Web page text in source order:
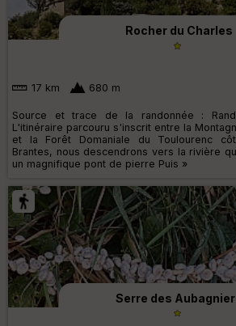
Rocher du Charles
17 km 680 m
Source et trace de la randonnée :
L'itinéraire parcouru s'inscrit entre la
et la Forêt Domaniale du Toulourenc
Brantes, nous descendrons vers la rivière
un magnifique pont de pierre Puis »
Serre des